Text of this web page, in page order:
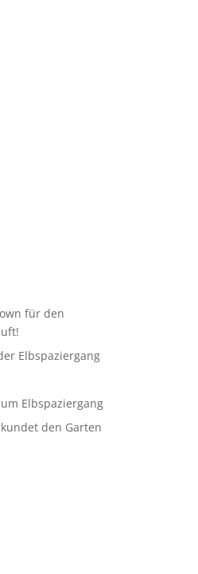
für den
Elbspaziergang
Elbspaziergang
den Garten